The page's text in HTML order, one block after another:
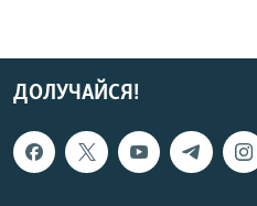
ДОЛУЧАЙСЯ!